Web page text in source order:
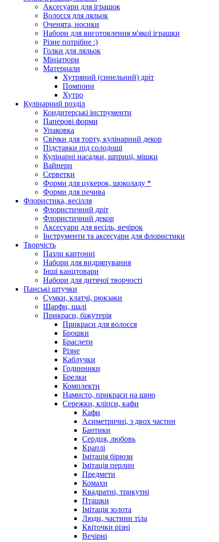
Аксесуари для іграшок
Волосся для ляльок
Оченята, носики
Набори для виготовлення м'якої іграшки
Різне потрібне :)
Голки для ляльок
Мініатюри
Материали
Хутряний (синельний) дріт
Помпони
Хутро
Кулінарний розділ
Кондитерські інструменти
Паперові форми
Упаковка
Свічки для торту, кулінарний декор
Підставки під солодощі
Кулінарні насадки, шприці, мішки
Вайнери
Серветки
Форми для цукерок, шоколаду *
Форми для печива
Флористика, весілля
Флористичний дріт
Флористичний декор
Аксесуари для весіль, вечірок
Інструменти та аксесуари для флористики
Творчість
Пазли картонні
Набори для видряпування
Інші канцтовари
Набори для дитячої творчості
Панські штучки
Сумки, клатчі, рюкзаки
Шарфи, шалі
Прикраси, біжутерія
Прикраси для волосся
Брошки
Браслети
Різне
Каблучки
Годинники
Брелки
Комплекти
Намисто, прикраси на шию
Сережки, кліпси, кафи
Кафи
Асиметричні, з двох частин
Бантики
Сердця, любовь
Краплі
Імітація бірюзи
Імітація перлин
Предмети
Комахи
Квадратні, трикутні
Пташки
Імітація золота
Люди, частини тіла
Квіточки різні
Вечірні